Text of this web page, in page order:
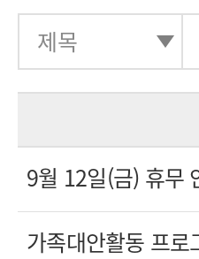
9월 12일(금) 휴무
가족대안활동 프